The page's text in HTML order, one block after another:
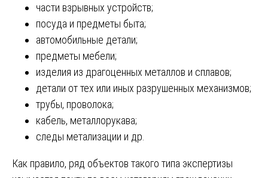
части взрывных устройств;
посуда и предметы быта;
автомобильные детали;
предметы мебели;
изделия из драгоценных металлов и сплавов;
детали от тех или иных разрушенных механизмов;
трубы, проволока;
кабель, металлорукава;
следы метализации и др.
Как правило, ряд объектов такого типа экспертизы